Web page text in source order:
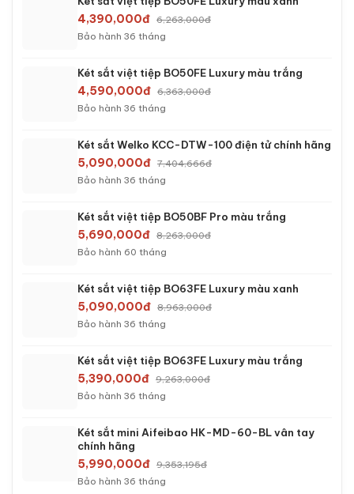
Két sắt gia đình
Két sắt thu ngân
Két sắt văn phòng
Két sắt công ty ›
Két sắt tiệm vàng
Két sắt công đức
Két sắt Hàn Quốc
KÉT SẮT BÁN CHẠY
Két sắt việt tiệp K54C khóa cơ
2,390,000đ
3,723,000đ
Két sắt việt tiệp K54E khóa điện tử
2,690,000đ 4,063,000đ
Bảo hành 24 tháng